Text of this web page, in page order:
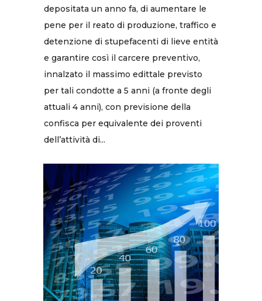
depositata un anno fa, di aumentare le
pene per il reato di produzione, traffico e
detenzione di stupefacenti di lieve entità
e garantire così il carcere preventivo,
innalzato il massimo edittale previsto
per tali condotte a 5 anni (a fronte degli
attuali 4 anni), con previsione della
confisca per equivalente dei proventi
dell’attività di...